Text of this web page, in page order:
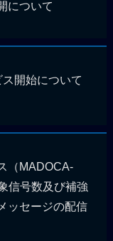
について
開始について
（MADOCA-
信号数及び補強
ッセージの配信